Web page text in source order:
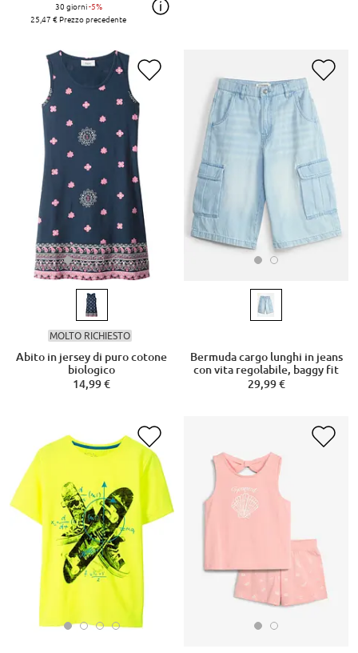
30 giorni-5%
25,47 €Prezzo precedente
MOLTO RICHIESTO
Abito in jersey di puro cotone
biologico
14,99 €
Bermuda cargo lunghi in jeans
con vita regolabile, baggy fit
29,99 €